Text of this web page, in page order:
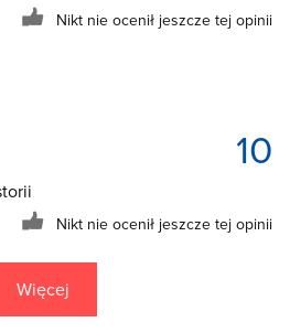
Nikt nie ocenił jeszcze tej opinii
10
Nikt nie ocenił jeszcze tej opinii
Więcej